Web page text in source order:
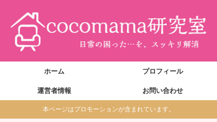
ホーム プロフィール
運営者情報 お問い合わせ
本ページはプロモーションが含まれています。